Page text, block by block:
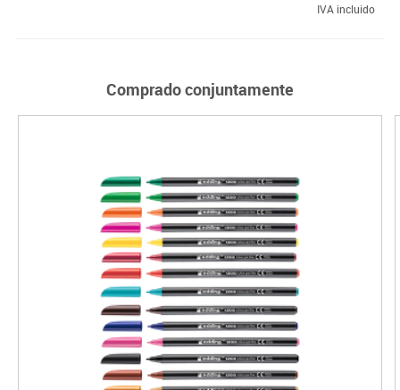
IVA incluido
Comprado conjuntamente